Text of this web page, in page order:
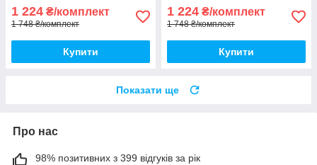
1 224 ₴/комплект
1 748 ₴/комплект
Купити
1 224 ₴/комплект
1 748 ₴/комплект
Купити
Показати ще
Про нас
98% позитивних з 399 відгуків за рік